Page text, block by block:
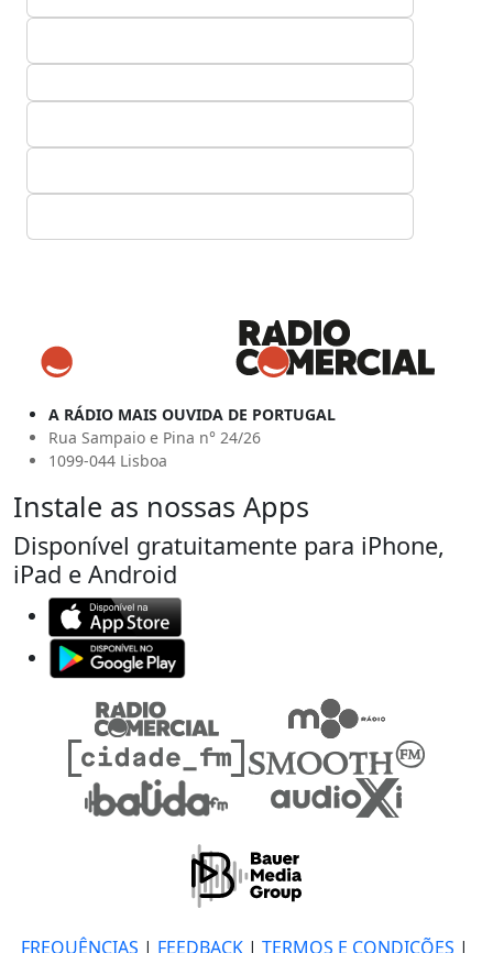
A RÁDIO MAIS OUVIDA DE PORTUGAL
Rua Sampaio e Pina n° 24/26
1099-044 Lisboa
Instale as nossas Apps
Disponível gratuitamente para iPhone,
iPad e Android
FREQUÊNCIAS | FEEDBACK| TERMOS E CONDIÇÕES |